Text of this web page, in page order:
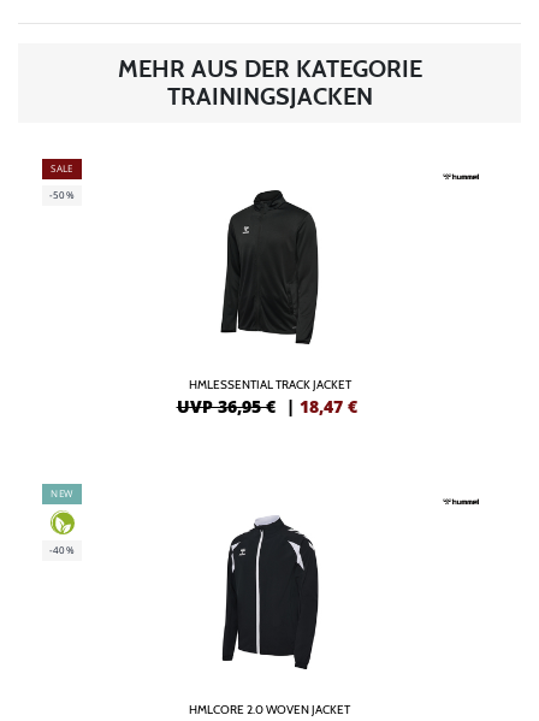
MEHR AUS DER KATEGORIE
TRAININGSJACKEN
SALE
-50%
HMLESSENTIAL TRACK JACKET
UVP 36,95 € | 18,47 €
NEW
-40%
HMLCORE 2.0 WOVEN JACKET